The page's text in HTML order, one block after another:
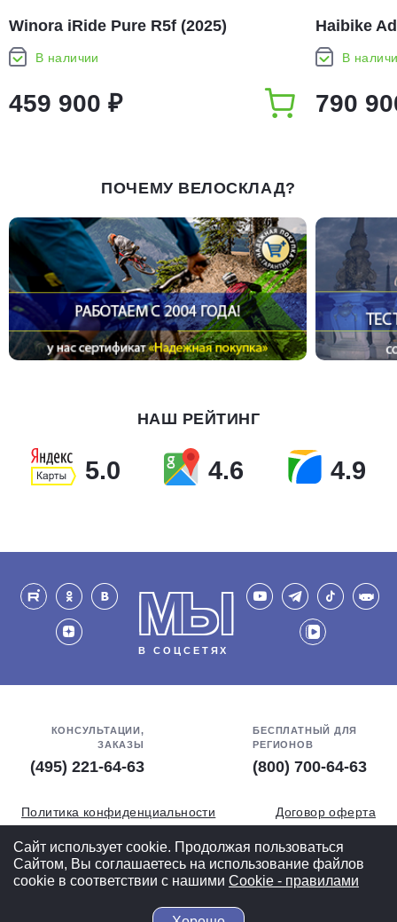
Winora iRide Pure R5f (2025)
В наличии
459 900 ₽
Haibike
В
790
ПОЧЕМУ ВЕЛОСКЛАД?
НАШ РЕЙТИНГ
5.0 4.6 4.9
МЫ
В СОЦСЕТЯХ
КОНСУЛЬТАЦИИ,
ЗАКАЗЫ
(495) 221-64-63
БЕСПЛАТНЫЙ ДЛЯ
РЕГИОНОВ
(800) 700-64-63
Политика конфиденциальности
Договор оферта
Обработка персональных данных
СОУТ
Полная версия
Сайт использует cookie. Продолжая пользоваться
Сайтом, Вы соглашаетесь на использование файлов
cookie в соответствии с нашими Cookiе - правилами